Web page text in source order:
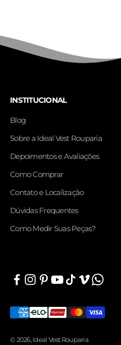
INSTITUCIONAL
Blog
Sobre a Ideal Vest Rouparia
Depoimentos e Avaliações
Como Comprar
Contato e Localização
Dúvidas Frequentes
Como Medir Suas Peças?
© 2026, Ideal Vest Rouparia